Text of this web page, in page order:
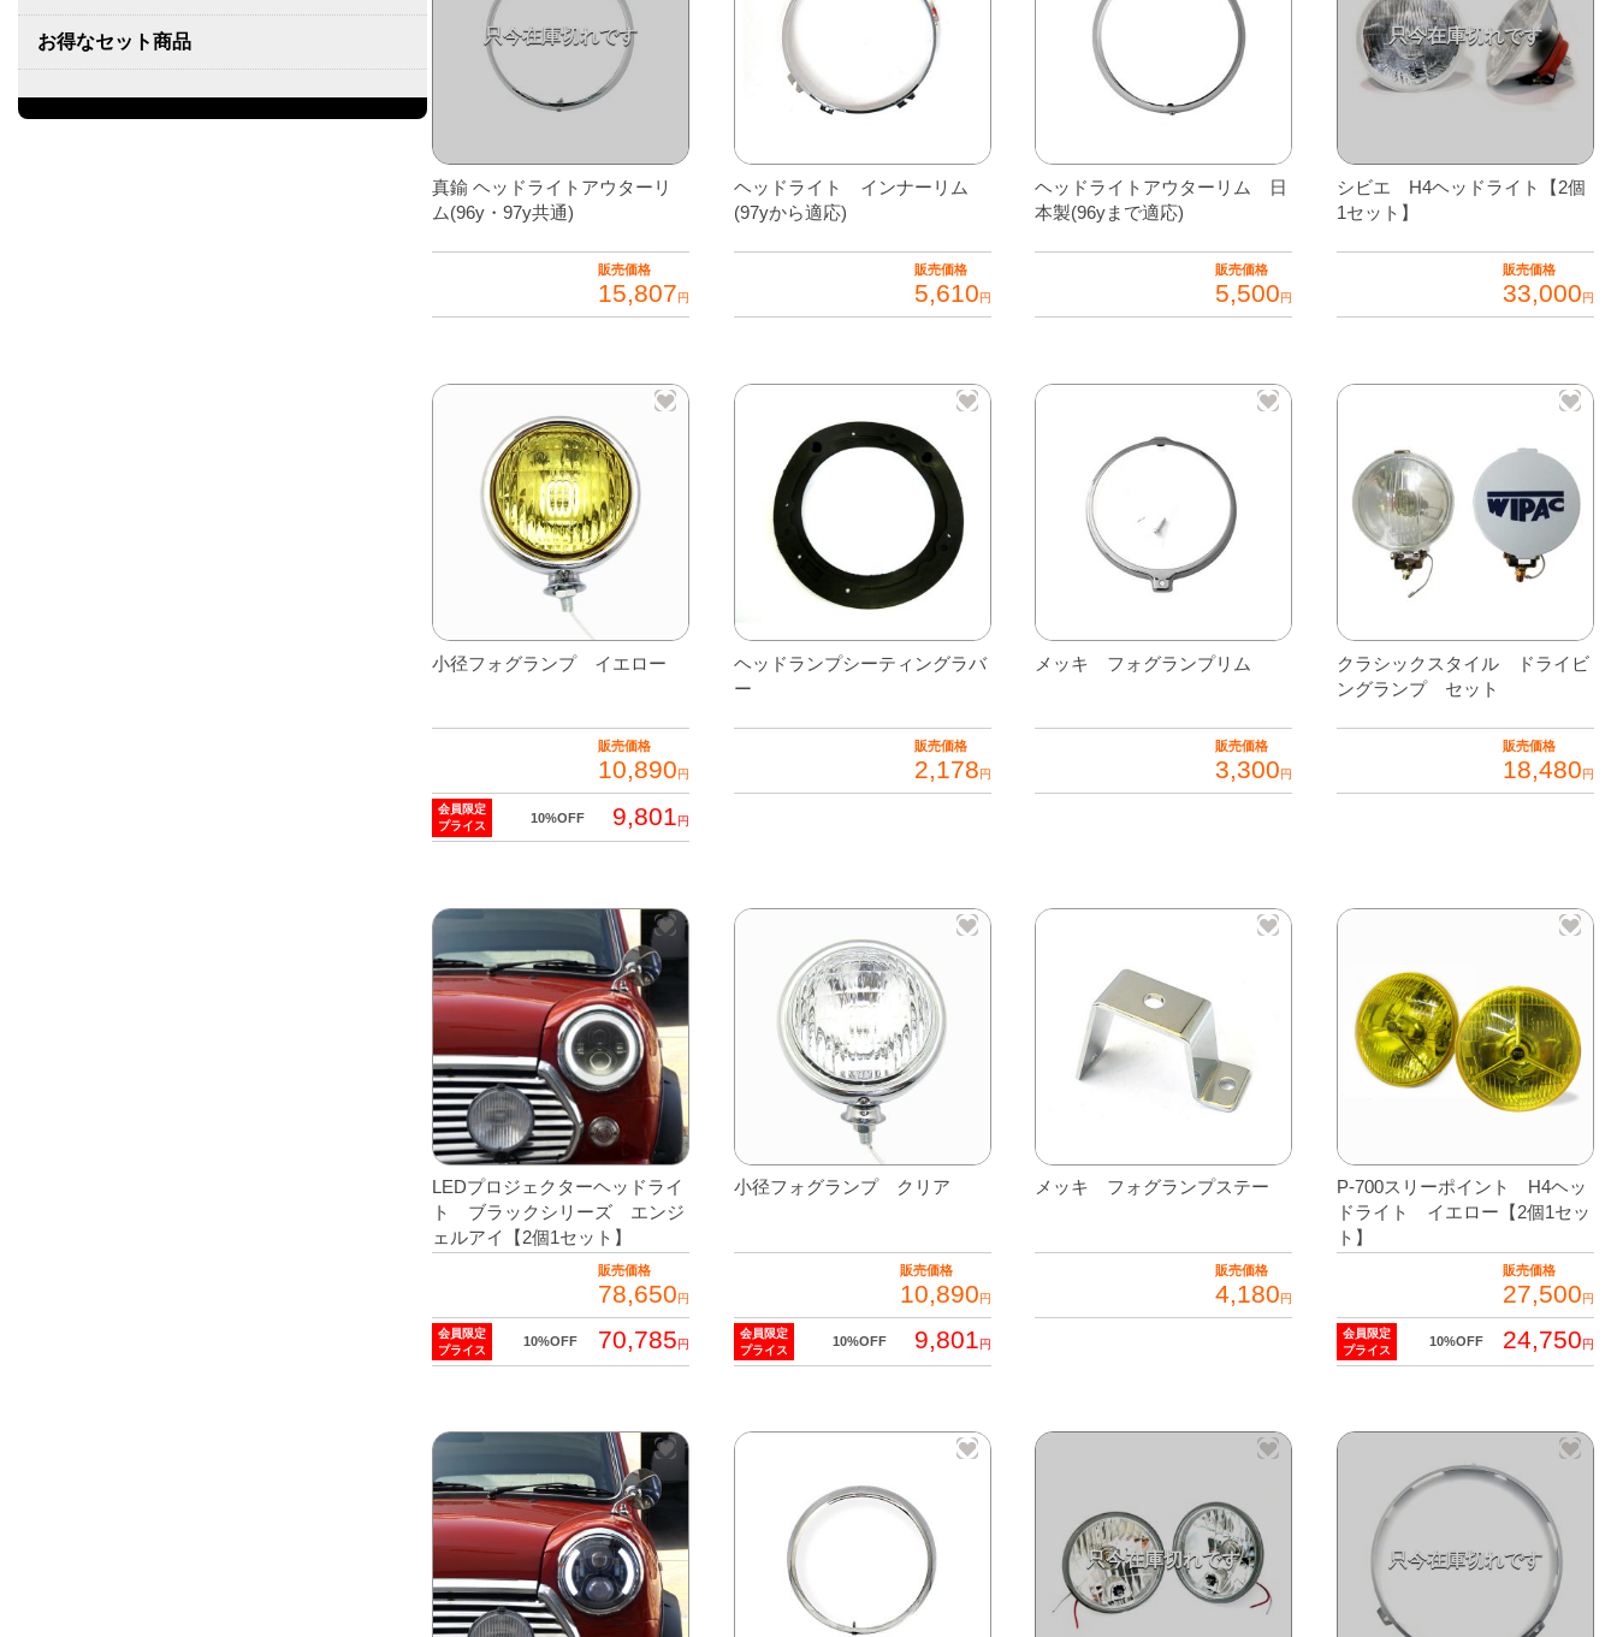
お得なセット商品
チームマルヤマ
真鍮 ヘッドライトアウターリ
ム(96y・97y共通)
販売価格
15,807円
ヘッドライト インナーリム
(97yから適応)
販売価格
5,610円
ヘッドライトアウターリム 日
本製(96yまで適応)
販売価格
5,500円
シビエ H4ヘッドライト【2個
1セット】
販売価格
33,000円
小径フォグランプ イエロー
販売価格
10,890円
会員限定
プライス
10%OFF 9,801 円
ヘッドランプシーティングラバ
ー
販売価格
2,178円
メッキ フォグランプリム
販売価格
3,300円
クラシックスタイル ドライビ
ングランプ セット
販売価格
18,480円
LEDプロジェクターヘッドライ
ト ブラックシリーズ エンジ
ェルアイ【2個1セット】
販売価格
78,650円
会員限定
プライス
10%OFF 70,785円
小径フォグランプ クリア
販売価格
10,890円
会員限定
プライス
10%OFF 9,801円
メッキ フォグランプステー
販売価格
4,180円
P-700スリーポイント H4ヘッ
ドライト イエロー【2個1セッ
ト】
販売価格
27,500円
会員限定
プライス
10%OFF 24,750円